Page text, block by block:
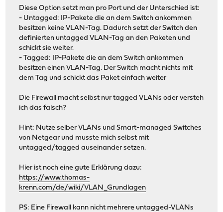
Diese Option setzt man pro Port und der Unterschied ist:
- Untagged: IP-Pakete die an dem Switch ankommen
besitzen keine VLAN-Tag. Dadurch setzt der Switch den
definierten untagged VLAN-Tag an den Paketen und
schickt sie weiter.
- Tagged: IP-Pakete die an dem Switch ankommen
besitzen einen VLAN-Tag. Der Switch macht nichts mit
dem Tag und schickt das Paket einfach weiter
Die Firewall macht selbst nur tagged VLANs oder versteh
ich das falsch?
Hint: Nutze selber VLANs und Smart-managed Switches
von Netgear und musste mich selbst mit
untagged/tagged auseinander setzen.
Hier ist noch eine gute Erklärung dazu:
https://www.thomas-
krenn.com/de/wiki/VLAN_Grundlagen
PS: Eine Firewall kann nicht mehrere untagged-VLANs